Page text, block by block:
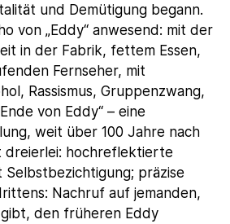
und Demütigung begann.
von „Eddy“ anwesend: mit der
in der Fabrik, fettem Essen,
Fernseher, mit
Rassismus, Gruppenzwang,
von Eddy“ – eine
weit über 100 Jahre nach
dreierlei: hochreflektierte
Selbstbezichtigung; präzise
Nachruf auf jemanden,
den früheren Eddy